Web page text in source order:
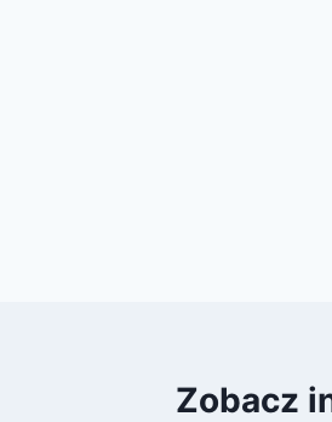
Zobacz